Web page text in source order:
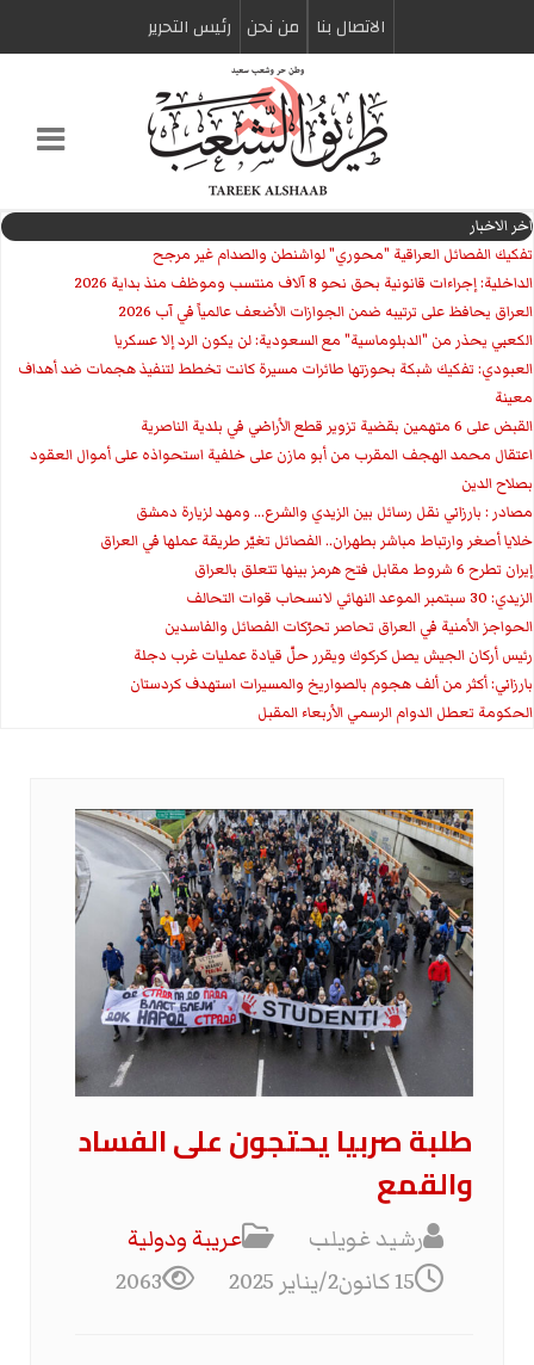
الاتصال بنا من نحن رئیس التحریر
اخر الاخبار
تفكيك الفصائل العراقية "محوري" لواشنطن والصدام غير مرجح
الداخلية: إجراءات قانونية بحق نحو 8 آلاف منتسب وموظف منذ بداية 2026
العراق يحافظ على ترتيبه ضمن الجوازات الأضعف عالمياً في آب 2026
الكعبي يحذر من "الدبلوماسية" مع السعودية: لن يكون الرد إلا عسكريا
العبودي: تفكيك شبكة بحوزتها طائرات مسيرة كانت تخطط لتنفيذ هجمات ضد أهداف
معينة
القبض على 6 متهمين بقضية تزوير قطع الأراضي في بلدية الناصرية
اعتقال محمد الهجف المقرب من أبو مازن على خلفية استحواذه على أموال العقود
بصلاح الدين
مصادر : بارزاني نقل رسائل بين الزيدي والشرع... ومهد لزيارة دمشق
خلايا أصغر وارتباط مباشر بطهران.. الفصائل تغيّر طريقة عملها في العراق
إيران تطرح 6 شروط مقابل فتح هرمز بينها تتعلق بالعراق
الزيدي: 30 سبتمبر الموعد النهائي لانسحاب قوات التحالف
الحواجز الأمنية في العراق تحاصر تحرّكات الفصائل والفاسدين
رئيس أركان الجيش يصل كركوك ويقرر حلّ قيادة عمليات غرب دجلة
بارزاني: أكثر من ألف هجوم بالصواريخ والمسيرات استهدف كردستان
الحكومة تعطل الدوام الرسمي الأربعاء المقبل
طلبة صربيا يحتجون على الفساد
والقمع
رشيد غويلب
عریبة ودولیة
15 كانون2/يناير 2025
2063